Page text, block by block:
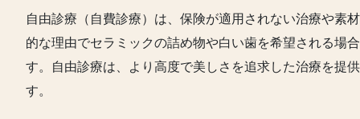
自由診療（自費診療）は、保険が適用されない治療や素
的な理由でセラミックの詰め物や白い歯を希望される場
す。自由診療は、より高度で美しさを追求した治療を提
す。